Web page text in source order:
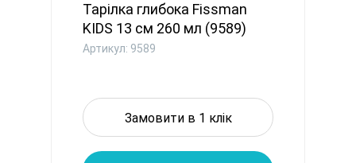
Тарілка глибока Fissman
KIDS 13 см 260 мл (9589)
Артикул: 9589
Замовити в 1 клік